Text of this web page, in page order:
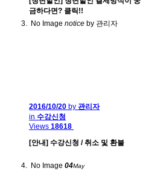
금하다면? 클릭!!
No Image notice by 관리자
2016/10/20 by 관리자
in 수강신청
Views 18618
[안내] 수강신청 / 취소 및 환불
No Image 04May